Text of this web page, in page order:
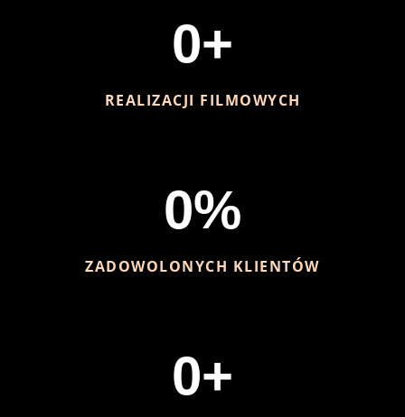
0+
REALIZACJI FILMOWYCH
0%
ZADOWOLONYCH KLIENTÓW
0+